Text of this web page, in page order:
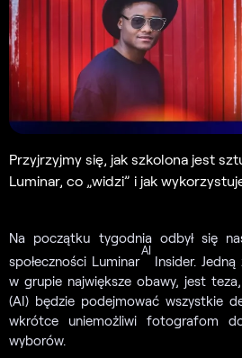
Przyjrzyjmy się, jak szkolona jest
Luminar, co „widzi” i jak
Na początku tygodnia odbył się
społeczności Luminar
AI
Insider.
w grupie największe obawy, jest
(AI) będzie podejmować wszystkie
wkrótce uniemożliwi fotografom
wyborów.